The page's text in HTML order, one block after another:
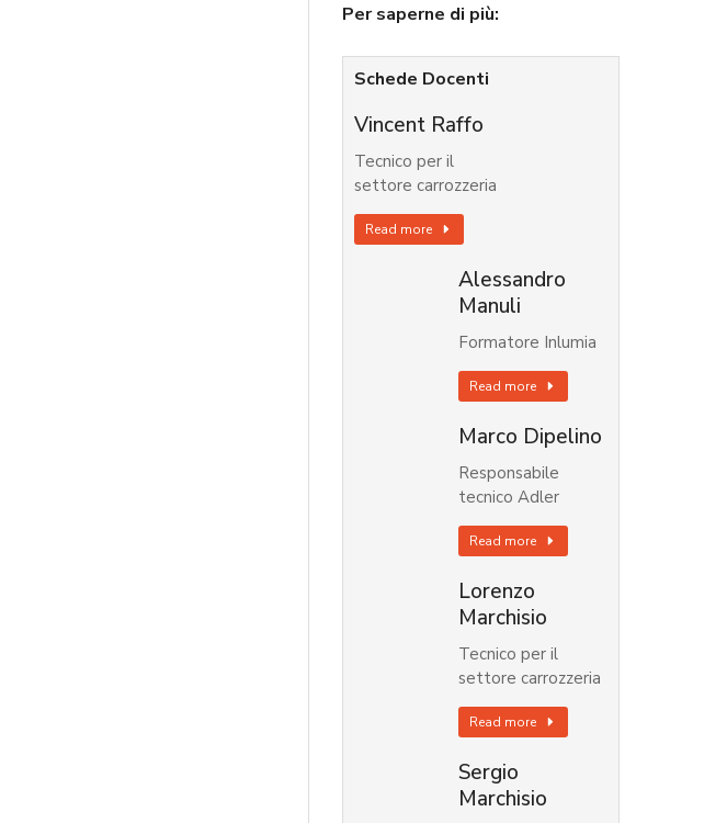
Per saperne di più:
Schede Docenti
Vincent Raffo
Tecnico per il
settore carrozzeria
Read more
Alessandro
Manuli
Formatore Inlumia
Read more
Marco Dipelino
Responsabile
tecnico Adler
Read more
Lorenzo
Marchisio
Tecnico per il
settore carrozzeria
Read more
Sergio
Marchisio